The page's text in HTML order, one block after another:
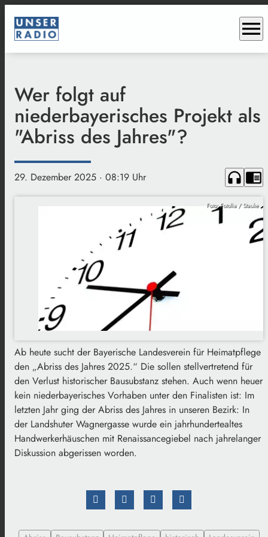
menu
Wer folgt auf
niederbayerisches Projekt als
"Abriss des Jahres"?
29. Dezember 2025 · 08:19 Uhr headphones chrome_reader_mode
Foto: Fotolia / Stauke
Ab heute sucht der Bayerische Landesverein für Heimatpflege
den „Abriss des Jahres 2025.“ Die sollen stellvertretend für
den Verlust historischer Bausubstanz stehen. Auch wenn heuer
kein niederbayerisches Vorhaben unter den Finalisten ist: Im
letzten Jahr ging der Abriss des Jahres in unseren Bezirk: In
der Landshuter Wagnergasse wurde ein jahrhundertealtes
Handwerkerhäuschen mit Renaissancegiebel nach jahrelanger
Diskussion abgerissen worden.